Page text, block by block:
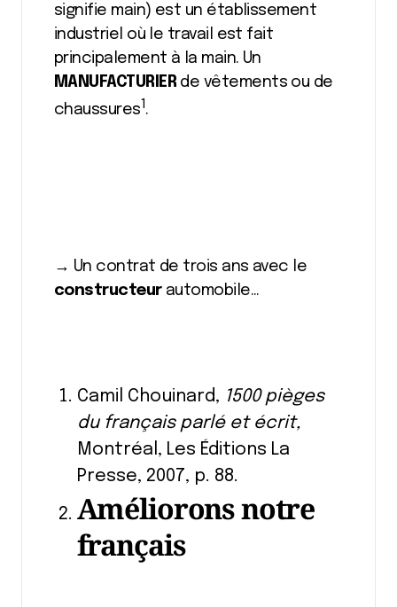
signifie main) est un établissement
industriel où le travail est fait
principalement à la main. Un
MANUFACTURIERde vêtements ou de
chaussures1.
→ Un contrat de trois ans avec le
constructeur automobile…
Camil Chouinard, 1500 pièges
du français parlé et écrit,
Montréal, Les Éditions La
Presse, 2007, p. 88.
Améliorons notre
français